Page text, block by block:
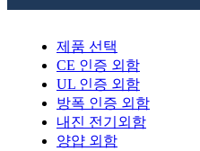
제품 선택
CE 인증 외함
UL 인증 외함
방폭 인증 외함
내진 전기외함
양얍 외함